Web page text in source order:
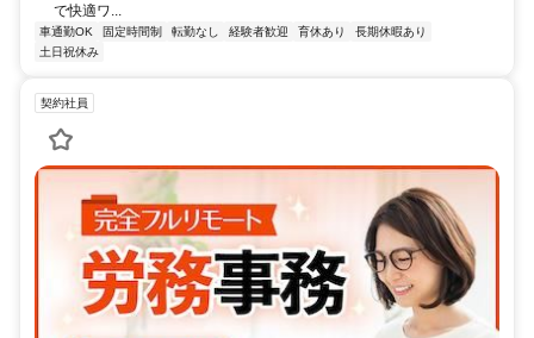
で快適ワ...
車通勤OK 固定時間制 転勤なし 経験者歓迎 育休あり
長期休暇あり
土日祝休み
契約社員